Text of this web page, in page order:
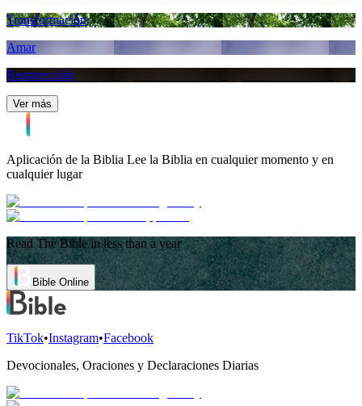
Transformación
Amar
Resurrección
Ver más
Aplicación de la Biblia Lee la Biblia en cualquier momento y en
cualquier lugar
Read The Bible in less than a year
Bible Online
TikTok•Instagram•Facebook
Devocionales, Oraciones y Declaraciones Diarias